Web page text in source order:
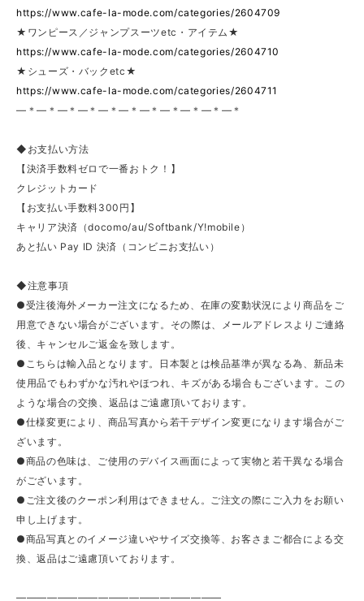
https://www.cafe-la-mode.com/categories/2604709
★ワンピース／ジャンプスーツetc・アイテム★
https://www.cafe-la-mode.com/categories/2604710
★シューズ・バックetc★
https://www.cafe-la-mode.com/categories/2604711
—＊—＊—＊—＊—＊—＊—＊—＊—＊—＊—＊
◆お支払い方法
【決済手数料ゼロで一番おトク！】
クレジットカード
【お支払い手数料300円】
キャリア決済（docomo/au/Softbank/Y!mobile）
あと払い Pay ID 決済（コンビニお支払い）
◆注意事項
●受注後海外メーカー注文になるため、在庫の変動状況により商品をご
用意できない場合がございます。その際は、メールアドレスよりご連絡
後、キャンセルご返金を致します。
●こちらは輸入品となります。日本製とは検品基準が異なる為、新品未
使用品でもわずかな汚れやほつれ、キズがある場合もございます。この
ような場合の交換、返品はご遠慮頂いております。
●仕様変更により、商品写真から若干デザイン変更になります場合がご
ざいます。
●商品の色味は、ご使用のデバイス画面によって実物と若干異なる場合
がございます。
●ご注文後のクーポン利用はできません。ご注文の際にご入力をお願い
申し上げます。
●商品写真とのイメージ違いやサイズ交換等、お客さまご都合による交
換、返品はご遠慮頂いております。
————————————————————